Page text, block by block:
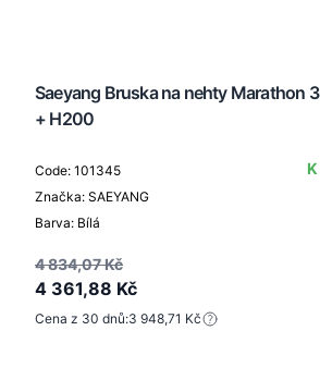
Saeyang Bruska na nehty Marathon
+ H200
Code: 101345
Značka: SAEYANG
Barva: Bílá
4 834,07 Kč
4 361,88 Kč
Cena z 30 dnů:3 948,71 Kč